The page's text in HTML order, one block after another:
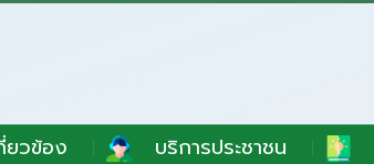
ยวข้อง บริการประชาชน